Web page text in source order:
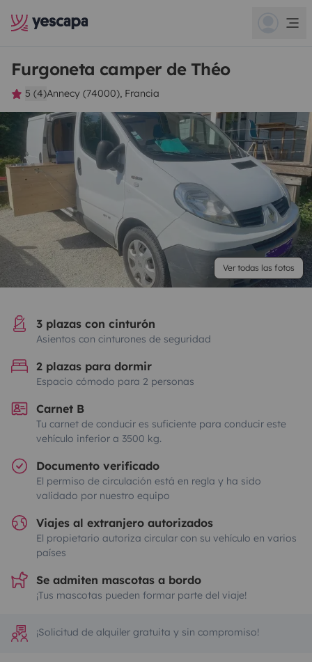
Furgoneta camper de Théo
5 (4)Annecy (74000), Francia
Ver todas las fotos
3 plazas con cinturón
Asientos con cinturones de seguridad
2 plazas para dormir
Espacio cómodo para 2 personas
Carnet B
Tu carnet de conducir es suficiente para conducir este
vehículo inferior a 3500 kg.
Documento verificado
El permiso de circulación está en regla y ha sido
validado por nuestro equipo
Viajes al extranjero autorizados
El propietario autoriza circular con su vehículo en varios
países
Se admiten mascotas a bordo
¡Tus mascotas pueden formar parte del viaje!
¡Solicitud de alquiler gratuita y sin compromiso!